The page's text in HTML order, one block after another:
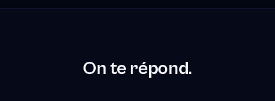
On te répond.